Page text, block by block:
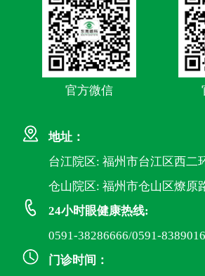
官方微信
地址：
台江院区: 福州市台江区西二
仓山院区: 福州市仓山区燎原
24小时眼健康热线:
0591-38286666/0591-
门诊时间：